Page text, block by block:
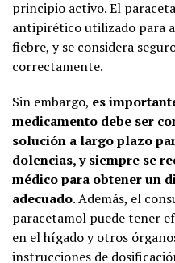
principio activo. El
antipirético utilizado para
fiebre, y se considera
correctamente.
Sin embargo, es
medicamento debe ser
solución a largo plazo
dolencias, y siempre se
médico para obtener un
adecuado. Además, el
paracetamol puede tener
en el hígado y otros
instrucciones de